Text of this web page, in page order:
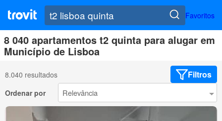
Favoritos
8 040 apartamentos t2 quinta para alugar em
Município de Lisboa
8.040 resultados Filtros
Ordenar por